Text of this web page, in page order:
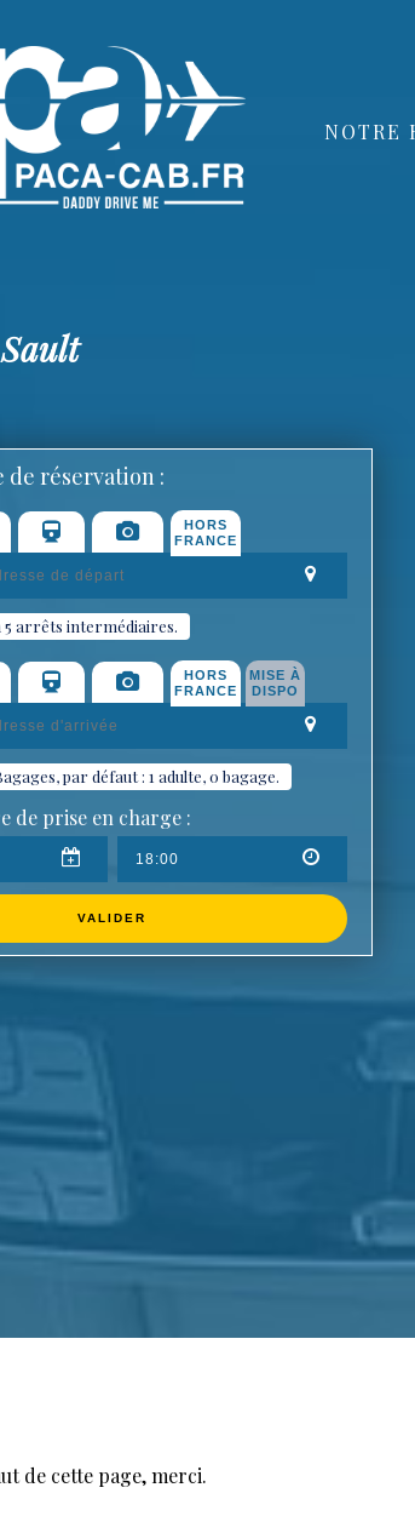
NOTRE
Sault
réservation :
HORS
FRANCE
5 arrêts intermédiaires.
HORS
FRANCE
MISE À
DISPO
par défaut : 1 adulte, 0 bagage.
de prise en charge :
VALIDER
de cette page, merci.